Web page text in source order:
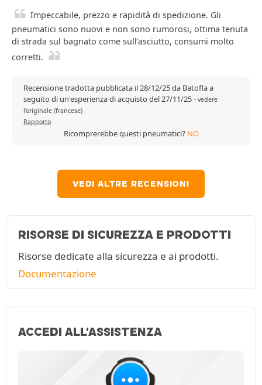
Impeccabile, prezzo e rapidità di spedizione. Gli
pneumatici sono nuovi e non sono rumorosi, ottima tenuta
di strada sul bagnato come sull'asciutto, consumi molto
corretti.
Recensione tradotta pubblicata il 28/12/25 da Batofla a
seguito di un'esperienza di acquisto del 27/11/25- vedere
l'originale (francese)
Rapporto
Ricomprerebbe questi pneumatici? NO
VEDI ALTRE RECENSIONI
RISORSE DI SICUREZZA E PRODOTTI
Risorse dedicate alla sicurezza e ai prodotti.
Documentazione
ACCEDI ALL'ASSISTENZA